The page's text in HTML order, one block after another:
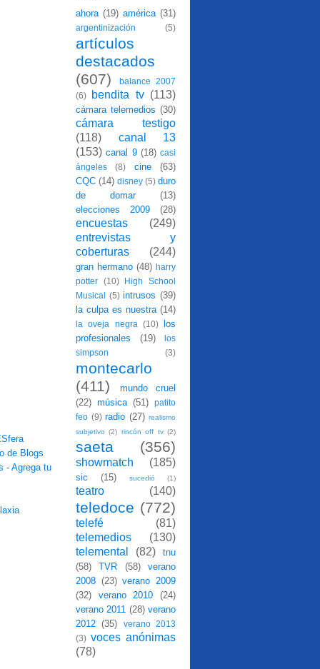
ahora (19) américa (31)
argentinización (5)
artículos
destacados
(607)
balance 2007
(6)
bendita tv (113)
cámara telemedios (30)
cámara testigo
(118)
canal 13
(153) canal 9 (18) casi
ángeles
(8) cine
(63)
CQC (14) disney (5) duro
de domar
(13)
elecciones 2009
(28)
encuestas
(249)
entrevistas y
coberturas
(244)
gran hermano (48) harry
potter
(10)
High School
Musical
(5) intrusos (39)
la culpa es nuestra (14)
la oveja negra (10)
los
profesionales
(19)
los
simpson
(3)
montecarlo
(411)
mundo cruel
(22) música (51)
patito
feo (9) radio (27) realismo
subjetivo (2) rincón off tv (2)
saeta (356)
showmatch (185)
sic (15) sucedió (1)
teatro (140)
teledoce (772)
telefé
(81)
telemedios
(130)
telemental
(82)
tnu
(58)
TVR (58)
verano
2008 (23) verano 2009
(32)
verano 2010
(24)
verano 2011 (28) verano
2012 (35)
verano 2013
(3) voces anónimas
(78)